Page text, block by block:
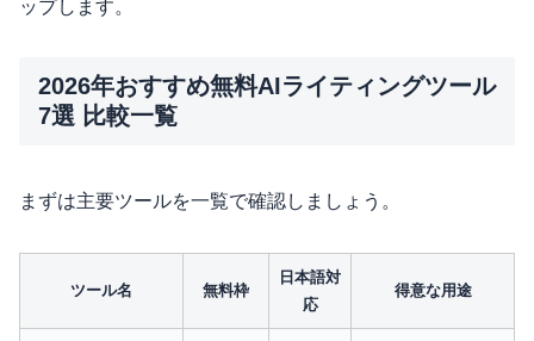
ップします。
2026年おすすめ無料AIライティングツール
7選 比較一覧
まずは主要ツールを一覧で確認しましょう。
ツール名 無料枠
日本語対
応
得意な用途